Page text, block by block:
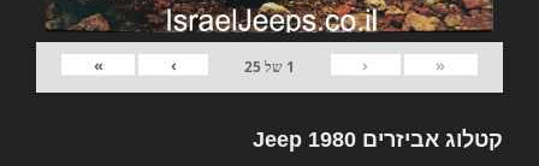
«
‹
1 של25
›
»
קטלוג אביזרים Jeep 1980